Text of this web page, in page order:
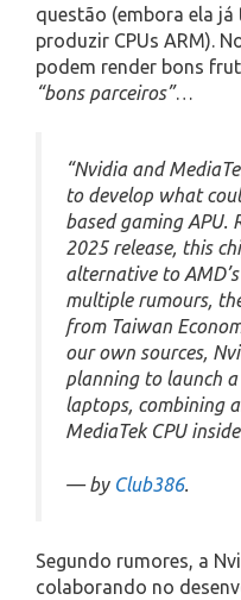
questão (embora ela já
produzir CPUs ARM).
podem render bons
“bons parceiros”…
“Nvidia and
to develop what
based gaming APU.
2025 release, this
alternative to
multiple rumours,
from Taiwan
our own sources,
planning to launch
laptops, combining
MediaTek CPU
— by Club386.
Segundo rumores, a
colaborando no